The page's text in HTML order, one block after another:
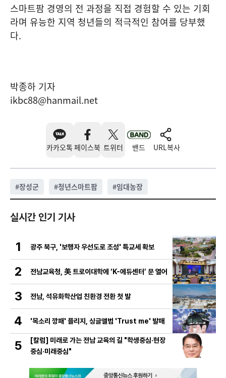
스마트팜 경영의 전 과정을 직접 경험할 수 있는 기회
라며 유능한 지역 청년들의 적극적인 참여를 당부했
다.
박종하 기자
ikbc88@hanmail.net
카카오톡 페이스북 트위터 밴드 URL복사
#장성군 #청년스마트팜 #임대농장
실시간 인기 기사
1 광주 북구, '보행자 우선도로 조성' 특교세 확보
2 전남교육청, 美 트로이대학에 ‘K-에듀센터’ 문 열어
3 전남, 석유화학산업 친환경 전환 첫 발
4 '목소리 깡패' 플리지, 싱글앨범 'Trust me' 발매
5
[칼럼] 미래로 가는 전남 교육의 길 "학생중심·현장
중심·미래중심"